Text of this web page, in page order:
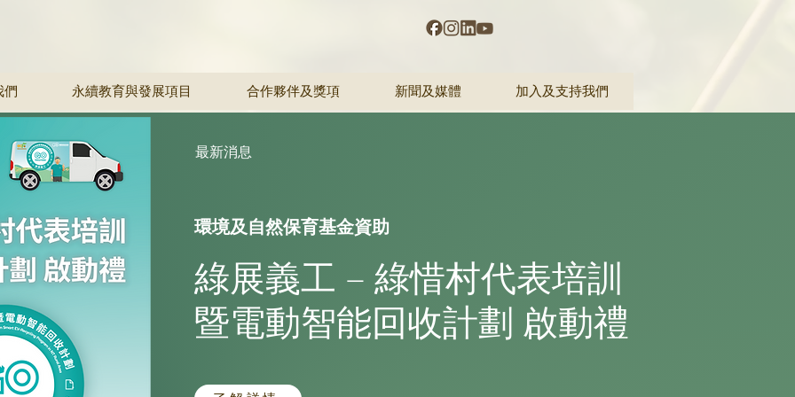
們 永續教育與發展項目 合作夥伴及獎項 新聞及媒體 加入及支持我們
​最新消息
環境及自然保育基金資助
綠展義工 – 綠惜村代表培訓
暨電動智能回收計劃 啟動禮